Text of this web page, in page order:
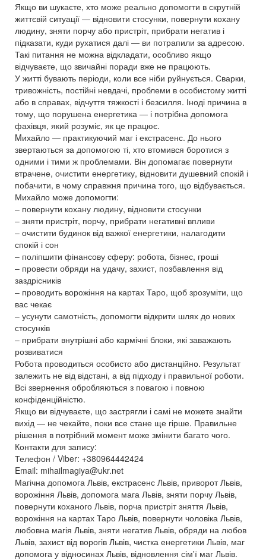
Якщо ви шукаєте, хто може реально допомогти в скрутній
життєвій ситуації — відновити стосунки, повернути кохану
людину, зняти порчу або пристріт, прибрати негатив і
підказати, куди рухатися далі — ви потрапили за адресою.
Такі питання не можна відкладати, особливо якщо
відчуваєте, що звичайні поради вже не працюють.
У житті бувають періоди, коли все ніби руйнується. Сварки,
тривожність, постійні невдачі, проблеми в особистому житті
або в справах, відчуття тяжкості і безсилля. Іноді причина в
тому, що порушена енергетика — і потрібна допомога
фахівця, який розуміє, як це працює.
Mихайло — практикуючий маг і екстрасенс. До нього
звертаються за допомогою ті, хто втомився боротися з
одними і тими ж проблемами. Він допомагає повернути
втрачене, очистити енергетику, відновити душевний спокій і
побачити, в чому справжня причина того, що відбувається.
Михайло може допомогти:
– повернути кохану людину, відновити стосунки
– зняти пристріт, порчу, прибрати негативні впливи
– очистити будинок від важкої енергетики, налагодити
спокій і сон
– поліпшити фінансову сферу: робота, бізнес, гроші
– провести обряди на удачу, захист, позбавлення від
заздрісників
– проводить ворожіння на картах Таро, щоб зрозуміти, що
вас чекає
– усунути самотність, допомогти відкрити шлях до нових
стосунків
– прибрати внутрішні або кармічні блоки, які заважають
розвиватися
Робота проводиться особисто або дистанційно. Результат
залежить не від відстані, а від підходу і правильної роботи.
Всі звернення обробляються з повагою і повною
конфіденційністю.
Якщо ви відчуваєте, що застрягли і самі не можете знайти
вихід — не чекайте, поки все стане ще гірше. Правильне
рішення в потрібний момент може змінити багато чого.
Контакти для запису:
Телефон / Viber: +380964442424
Email: mihailmagiya@ukr.net
Магічна допомога Львів, екстрасенс Львів, приворот Львів,
ворожіння Львів, допомога мага Львів, зняти порчу Львів,
повернути коханого Львів, порча пристріт зняття Львів,
ворожіння на картах Таро Львів, повернути чоловіка Львів,
любовна магія Львів, зняти негатив Львів, обряди на любов
Львів, захист від ворогів Львів, чистка енергетики Львів, маг
допомога у відносинах Львів, відновлення сім'ї маг Львів.